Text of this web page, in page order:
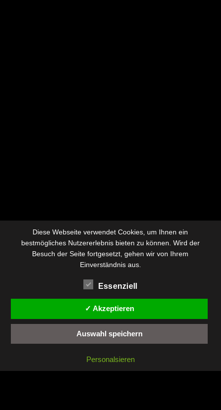
Diese Webseite verwendet Cookies, um Ihnen ein
bestmögliches Nutzererlebnis bieten zu können. Wird der
Besuch der Seite fortgesetzt, gehen wir von Ihrem
Einverständnis aus.
Essenziell
✓ Akzeptieren
Auswahl speichern
Personalsieren